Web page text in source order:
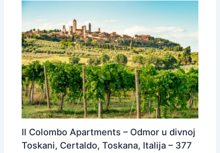
Il Colombo Apartments – Odmor u divnoj
Toskani, Certaldo, Toskana, Italija – 377